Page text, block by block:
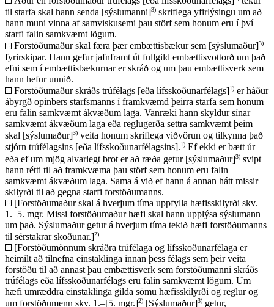
til starfa skal hann senda [sýslumanni]3) skriflega yfirlýsingu um að
hann muni vinna af samviskusemi þau störf sem honum eru í því
starfi falin samkvæmt lögum.
Forstöðumaður skal færa þær embættisbækur sem [sýslumaður]3)
fyrirskipar. Hann gefur jafnframt út fullgild embættisvottorð um það
efni sem í embættisbækurnar er skráð og um þau embættisverk sem
hann hefur unnið.
Forstöðumaður skráðs trúfélags [eða lífsskoðunarfélags]1) er háður
ábyrgð opinbers starfsmanns í framkvæmd þeirra starfa sem honum
eru falin samkvæmt ákvæðum laga. Vanræki hann skyldur sínar
samkvæmt ákvæðum laga eða reglugerða settra samkvæmt þeim
skal [sýslumaður]3) veita honum skriflega viðvörun og tilkynna það
stjórn trúfélagsins [eða lífsskoðunarfélagsins].1) Ef ekki er bætt úr
eða ef um mjög alvarlegt brot er að ræða getur [sýslumaður]3) svipt
hann rétti til að framkvæma þau störf sem honum eru falin
samkvæmt ákvæðum laga. Sama á við ef hann á annan hátt missir
skilyrði til að gegna starfi forstöðumanns.
[Forstöðumaður skal á hverjum tíma uppfylla hæfisskilyrði skv.
1.–5. mgr. Missi forstöðumaður hæfi skal hann upplýsa sýslumann
um það. Sýslumaður getur á hverjum tíma tekið hæfi forstöðumanns
til sérstakrar skoðunar.]2)
[Forstöðumönnum skráðra trúfélaga og lífsskoðunarfélaga er
heimilt að tilnefna einstaklinga innan þess félags sem þeir veita
forstöðu til að annast þau embættisverk sem forstöðumanni skráðs
trúfélags eða lífsskoðunarfélags eru falin samkvæmt lögum. Um
hæfi umræddra einstaklinga gilda sömu hæfisskilyrði og reglur og
um forstöðumenn skv. 1.–[5. mgr.]2) [Sýslumaður]3) getur,